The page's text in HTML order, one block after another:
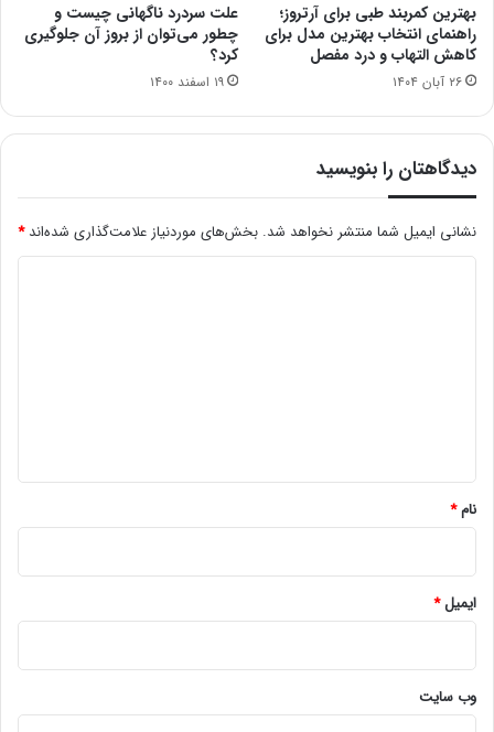
بهترین کمربند طبی برای آرتروز؛
راهنمای انتخاب بهترین مدل برای
کاهش التهاب و درد مفصل
۲۶ آبان ۱۴۰۴
علت سردرد ناگهانی چیست و
چطور می‌توان از بروز آن جلوگیری
کرد؟
۱۹ اسفند ۱۴۰۰
دیدگاهتان را بنویسید
نشانی ایمیل شما منتشر نخواهد شد. بخش‌های موردنیاز علامت‌گذاری شده‌اند*
نام*
ایمیل*
وب‌ سایت